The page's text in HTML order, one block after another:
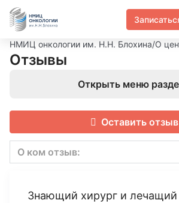
НМИЦ онкологии им. Н.Н. Блохина/О
Отзывы
Открыть меню
Оставить отзыв
О ком отзыв:
Знающий хирург и лечащий